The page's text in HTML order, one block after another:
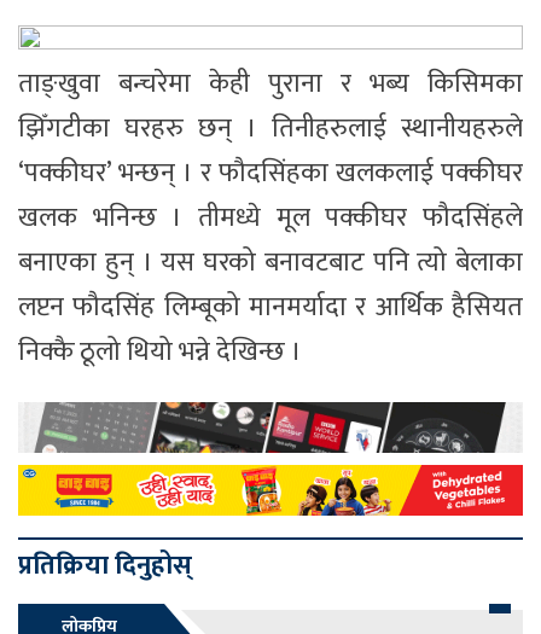
ताङ्खुवा बन्चरेमा केही पुराना र भब्य किसिमका
झिँगटीका घरहरु छन् । तिनीहरुलाई स्थानीयहरुले
‘पक्कीघर’ भन्छन् । र फौदसिंहका खलकलाई पक्कीघर
खलक भनिन्छ । तीमध्ये मूल पक्कीघर फौदसिंहले
बनाएका हुन् । यस घरको बनावटबाट पनि त्यो बेलाका
लप्टन फौदसिंह लिम्बूको मानमर्यादा र आर्थिक हैसियत
निक्कै ठूलो थियो भन्ने देखिन्छ ।
प्रतिक्रिया दिनुहोस्
लोकप्रिय